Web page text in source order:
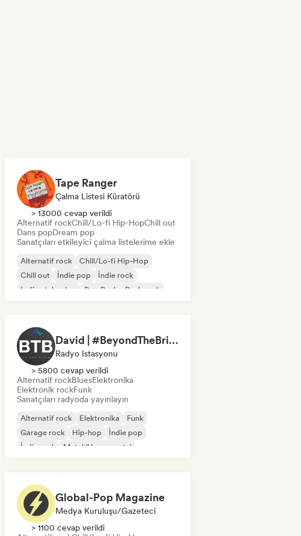
Tape Ranger
Çalma Listesi Küratörü
> 13000 cevap verildi
Alternatif rockChill/Lo-fi Hip-HopChill out
Dans popDream pop
Sanatçıları etkileyici çalma listelerime ekle
Alternatif rock
Chill/Lo-fi Hip-Hop
Chill out
İndie pop
İndie rock
Lofi yatak odası
Pop Punk Punk rock
David | #BeyondTheBridge on Raw Radio |
Radyo Istasyonu
> 5800 cevap verildi
Alternatif rockBluesElektronika
Elektronik rockFunk
Sanatçıları radyoda yayınlayın
Alternatif rock Elektronika
Funk
Garage rock
Hip-hop
İndie pop
İndie rock
Metal/Heavy metal
Global-Pop Magazine
Medya Kuruluşu/Gazeteci
> 1100 cevap verildi